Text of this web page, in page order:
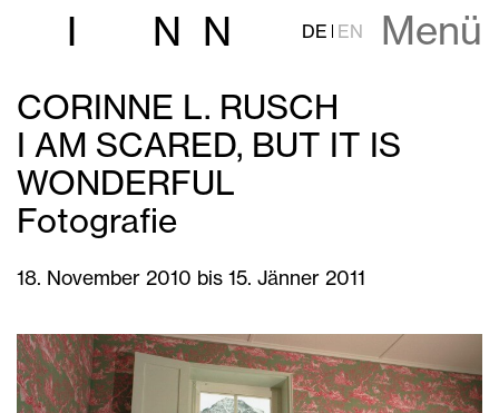
I N N DE EN Menü
CORINNE L. RUSCH
I AM SCARED, BUT IT IS
WONDERFUL
Fotografie
18. November 2010 bis 15. Jänner 2011